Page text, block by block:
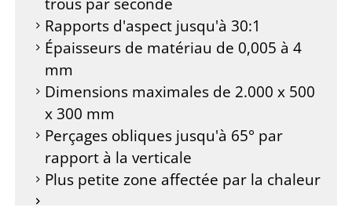
Rapports d'aspect jusqu'à 30:1
Épaisseurs de matériau de 0,005 à 4
mm
Dimensions maximales de 2.000 x 500
x 300 mm
Perçages obliques jusqu'à 65° par
rapport à la verticale
Plus petite zone affectée par la chaleur